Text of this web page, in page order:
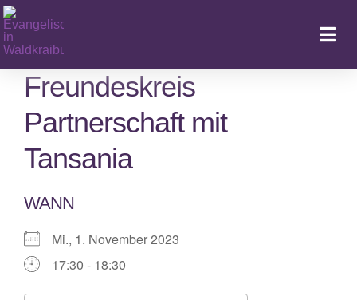
Zum
Inhalt
springen
Freundeskreis
Partnerschaft mit
Tansania
WANN
Mi., 1. November 2023
17:30 - 18:30